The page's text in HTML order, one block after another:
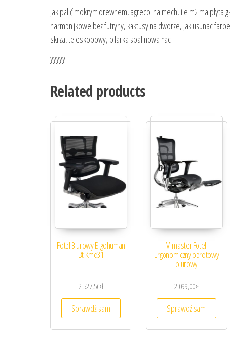
jak palić mokrym drewnem, agrecol na mech, ile m2 ma plyta
harmonijkowe bez futryny, kaktusy na dworze, jak usunac
skrzat teleskopowy, pilarka spalinowa nac
yyyyy
Related products
Fotel Biurowy Ergohuman
Bt Kmd31
2 527,56zł
Sprawdź sam
V-master Fotel
Ergonomiczny obrotowy
biurowy
2 099,00zł
Sprawdź sam